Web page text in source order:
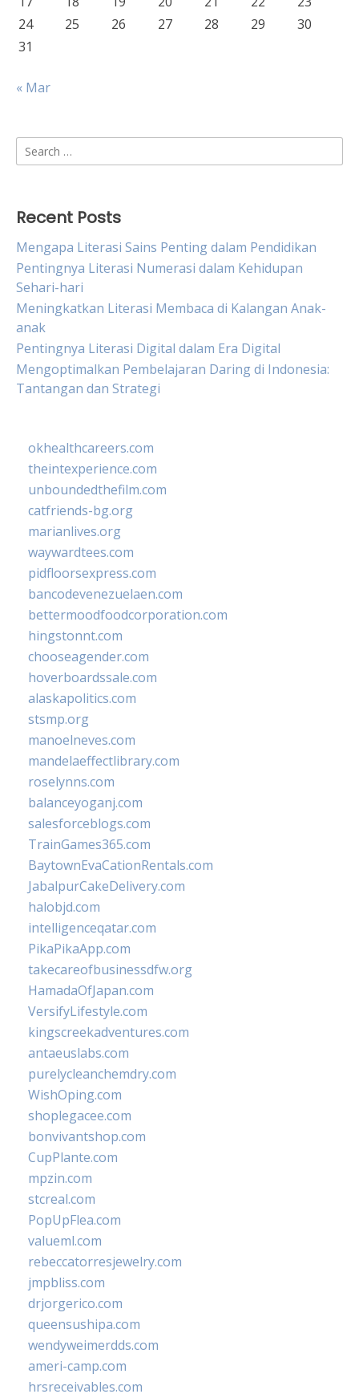
24
25 26 27 28 29
30
31
« Mar
Search
for:
Recent Posts
Mengapa Literasi Sains Penting dalam Pendidikan
Pentingnya Literasi Numerasi dalam Kehidupan
Sehari-hari
Meningkatkan Literasi Membaca di Kalangan Anak-
anak
Pentingnya Literasi Digital dalam Era Digital
Mengoptimalkan Pembelajaran Daring di Indonesia:
Tantangan dan Strategi
okhealthcareers.com
theintexperience.com
unboundedthefilm.com
catfriends-bg.org
marianlives.org
waywardtees.com
pidfloorsexpress.com
bancodevenezuelaen.com
bettermoodfoodcorporation.com
hingstonnt.com
chooseagender.com
hoverboardssale.com
alaskapolitics.com
stsmp.org
manoelneves.com
mandelaeffectlibrary.com
roselynns.com
balanceyoganj.com
salesforceblogs.com
TrainGames365.com
BaytownEvaCationRentals.com
JabalpurCakeDelivery.com
halobjd.com
intelligenceqatar.com
PikaPikaApp.com
takecareofbusinessdfw.org
HamadaOfJapan.com
VersifyLifestyle.com
kingscreekadventures.com
antaeuslabs.com
purelycleanchemdry.com
WishOping.com
shoplegacee.com
bonvivantshop.com
CupPlante.com
mpzin.com
stcreal.com
PopUpFlea.com
valueml.com
rebeccatorresjewelry.com
jmpbliss.com
drjorgerico.com
queensushipa.com
wendyweimerdds.com
ameri-camp.com
hrsreceivables.com